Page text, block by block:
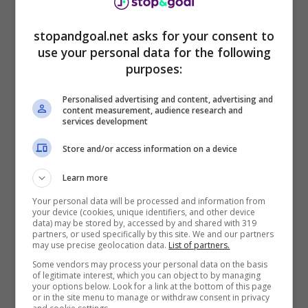
sui cambi. Terzo: credibilità interna. Conosce il
club, la città, le attese. Sa quando accelerare e
quando proteggere. In un calcio che brucia in
Cosa cambia sul fronte
acquisitions
Se ilrinnovoverrà firmato — a oggi manca
l’annuncio ufficiale — il club spingerà su
scoutingmirato in Italia e in due mercati esteri
dove l’Inter ha canali solidi: balcanico e
sudamericano. Obiettivo: anticipare
concorrenza e costruire valore. Si parla di
contratti sostenibili, bonus legati a presenze e
stopandgoal.net asks for your consent to
use your personal data for the following
purposes:
Personalised advertising and content, advertising and
content measurement, audience research and
services development
Store and/or access information on a device
Learn more
Your personal data will be processed and information from
your device (cookies, unique identifiers, and other device
data) may be stored by, accessed by and shared with 319
partners, or used specifically by this site. We and our partners
may use precise geolocation data. List of partners.
Some vendors may process your personal data on the basis
of legitimate interest, which you can object to by managing
your options below. Look for a link at the bottom of this page
or in the site menu to manage or withdraw consent in privacy